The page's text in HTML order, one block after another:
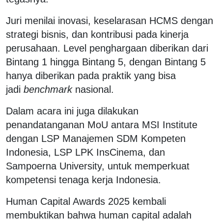
Juri menilai inovasi, keselarasan HCMS dengan
strategi bisnis, dan kontribusi pada kinerja
perusahaan. Level penghargaan diberikan dari
Bintang 1 hingga Bintang 5, dengan Bintang 5
hanya diberikan pada praktik yang bisa
jadi benchmarknasional.
Dalam acara ini juga dilakukan
penandatanganan MoU antara MSI Institute
dengan LSP Manajemen SDM Kompeten
Indonesia, LSP LPK InsCinema, dan
Sampoerna University, untuk memperkuat
kompetensi tenaga kerja Indonesia.
Human Capital Awards 2025 kembali
membuktikan bahwa human capital adalah